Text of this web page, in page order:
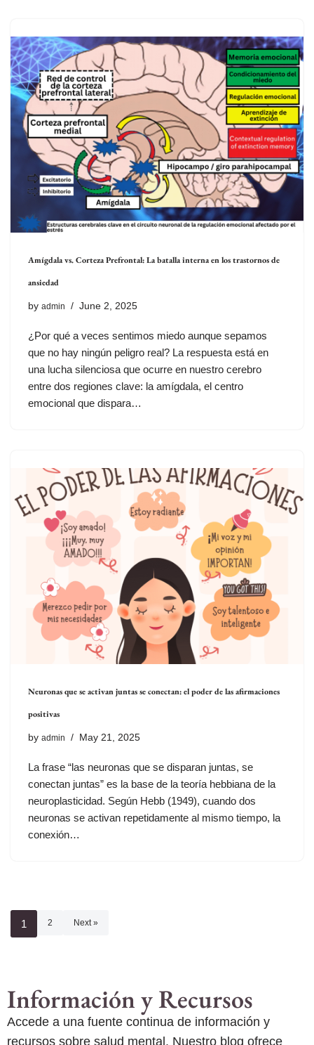
Amígdala vs. Corteza Prefrontal: La batalla interna en los trastornos de
ansiedad
by admin June 2, 2025
¿Por qué a veces sentimos miedo aunque sepamos
que no hay ningún peligro real? La respuesta está en
una lucha silenciosa que ocurre en nuestro cerebro
entre dos regiones clave: la amígdala, el centro
emocional que dispara…
Neuronas que se activan juntas se conectan: el poder de las afirmaciones
positivas
by admin May 21, 2025
La frase “las neuronas que se disparan juntas, se
conectan juntas” es la base de la teoría hebbiana de la
neuroplasticidad. Según Hebb (1949), cuando dos
neuronas se activan repetidamente al mismo tiempo, la
conexión…
1 2 Next »
Información y Recursos
Accede a una fuente continua de información y
recursos sobre salud mental. Nuestro blog ofrece